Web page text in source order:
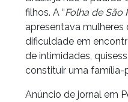
filhos. A “Folha de São
apresentava mulheres
dificuldade em
de intimidades,
constituir uma família-
Anúncio de jornal em